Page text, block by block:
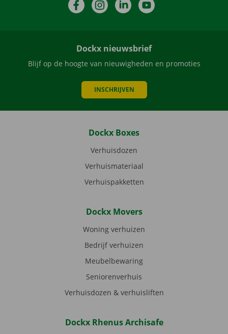
FacebookInstagramLinkedIn
Dockx nieuwsbrief
Blijf op de hoogte van nieuwigheden en promoties
INSCHRIJVEN
Dockx Boxes
Verhuisdozen
Verhuismateriaal
Verhuispakketten
Dockx Movers
Woning verhuizen
Bedrijf verhuizen
Meubelbewaring
Seniorenverhuis
Verhuisdozen & verhuisliften
Dockx Rhenus Archisafe